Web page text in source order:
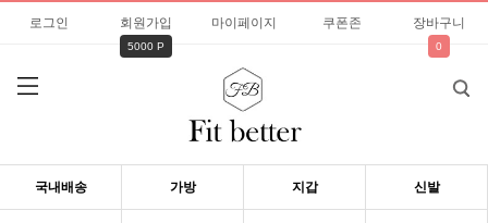
로그인 회원가입
5000 P
마이페이지 쿠폰존 장바구니
0
국내배송 가방 지갑 신발